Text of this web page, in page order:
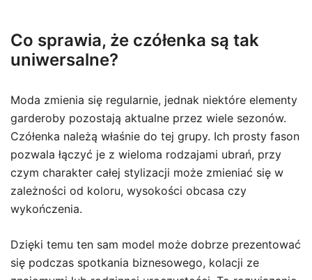
Co sprawia, że czółenka są tak
uniwersalne?
Moda zmienia się regularnie, jednak niektóre elementy
garderoby pozostają aktualne przez wiele sezonów.
Czółenka należą właśnie do tej grupy. Ich prosty fason
pozwala łączyć je z wieloma rodzajami ubrań, przy
czym charakter całej stylizacji może zmieniać się w
zależności od koloru, wysokości obcasa czy
wykończenia.
Dzięki temu ten sam model może dobrze prezentować
się podczas spotkania biznesowego, kolacji ze